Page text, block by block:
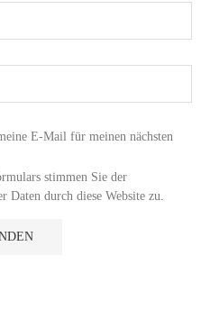
E-Mail für meinen nächsten
stimmen Sie der
Daten durch diese Website zu.